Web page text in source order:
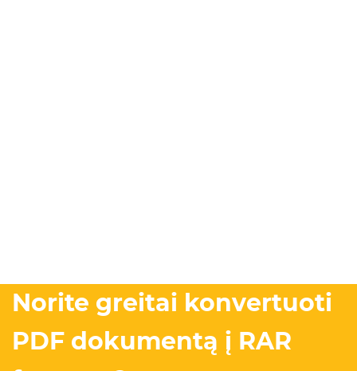
Norite greitai konvertuoti
PDF dokumentą į RAR